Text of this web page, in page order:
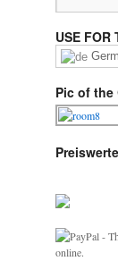
USE FOR
Pic of the